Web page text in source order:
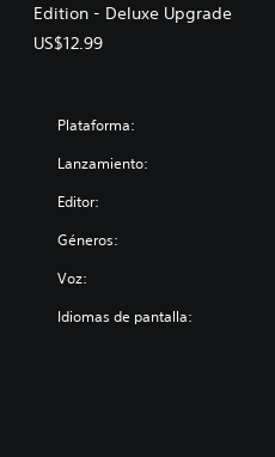
Edition - Deluxe Upgrade
US$12.99
Plataforma:
Lanzamiento:
Editor:
Géneros:
Voz:
Idiomas de pantalla: